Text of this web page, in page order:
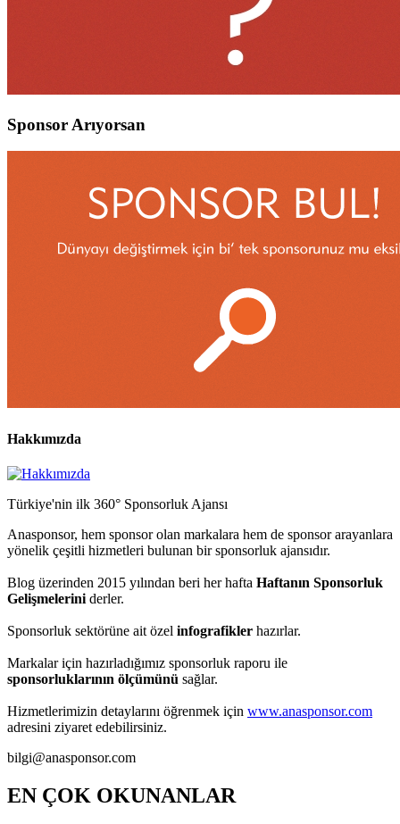
Sponsor Arıyorsan
Hakkımızda
Türkiye'nin ilk 360° Sponsorluk Ajansı
Anasponsor, hem sponsor olan markalara hem de sponsor arayanlara
yönelik çeşitli hizmetleri bulunan bir sponsorluk ajansıdır.
Blog üzerinden 2015 yılından beri her hafta Haftanın Sponsorluk
Gelişmelerini derler.
Sponsorluk sektörüne ait özel infografikler hazırlar.
Markalar için hazırladığımız sponsorluk raporu ile
sponsorluklarının ölçümünü sağlar.
Hizmetlerimizin detaylarını öğrenmek için www.anasponsor.com
adresini ziyaret edebilirsiniz.
bilgi@anasponsor.com
EN ÇOK OKUNANLAR